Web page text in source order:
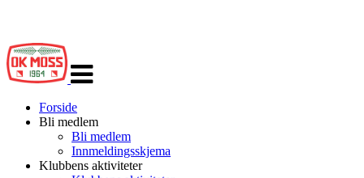
navigasjon
Forside
Bli medlem
Bli medlem
Innmeldingsskjema
Klubbens aktiviteter